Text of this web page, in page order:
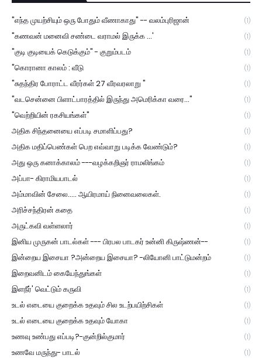
"எந்த முயற்சியும் ஒரு போதும் வீணாகாது" -- வலம்புரிஜான் (1)
"கணவன் மனைவி சண்டை வராமல் இருக்க ...' (1)
"குடி குடியைக் கெடுக்கும்" - குறும்படம் (1)
"கொரானா காலம் : வீடு (1)
"சுதந்திர போராட்ட வீரர்கள் 27 வீரவரலாறு " (1)
"வடசென்னை பிளாட்பாரத்தில் இருந்து அமெரிக்கா வரை..." (1)
"வெற்றியின் ரகசியங்கள்" (1)
அதிக சிந்தனையை எப்படி சமாளிப்பது? (1)
அதிக மதிப்பெண்கள் பெற எவ்வாறு படிக்க வேண்டும்? (1)
அது ஒரு கனாக்காலம் ---வழக்கறிஞர் ராமலிங்கம் (1)
அப்பா- கிராமியபாடல் (1)
அம்மாவின் சேலை..... ஆயிரமாய் நினைவலைகள். (1)
அரிச்சந்திரன் கதை (1)
அருட்கவி வள்ளலார் (1)
இனிய முருகன் பாடல்கள் --- பிரபல பாடகர் உன்னி கிருஷ்ணன்-- (1)
இன்றைய இசையா ?அன்றைய இசையா? -லியோனி பாட்டுமன்றம் (1)
இறைவனிடம் கையேந்துங்கள் (1)
இளநீர்' வெட்டும் கருவி (1)
உடல் எடையை குறைக்க உதவும் சில உடற்பயிற்சிகள் (1)
உடல் எடையை குறைக்க உதவும் யோகா (1)
உணவு உண்பது எப்படி?-குன்றில்குமார் (1)
உணவே மருந்து- பாடல் (1)